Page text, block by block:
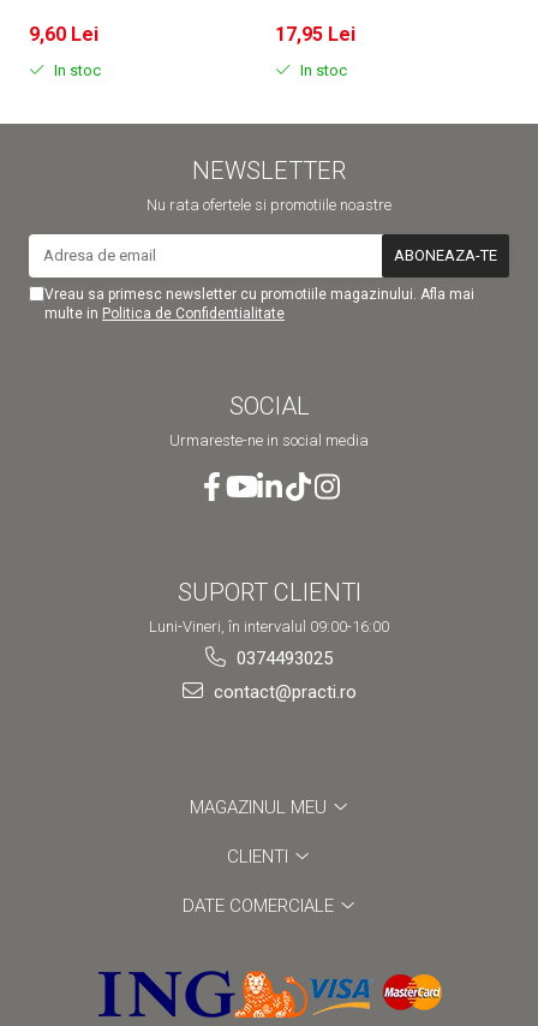
9,60 Lei
In stoc
17,95 Lei
In stoc
NEWSLETTER
Nu rata ofertele si promotiile noastre
Vreau sa primesc newsletter cu promotiile magazinului. Afla mai
multe in Politica de Confidentialitate
SOCIAL
Urmareste-ne in social media
SUPORT CLIENTI
Luni-Vineri, în intervalul 09:00-16:00
0374493025
contact@practi.ro
MAGAZINUL MEU
CLIENTI
DATE COMERCIALE